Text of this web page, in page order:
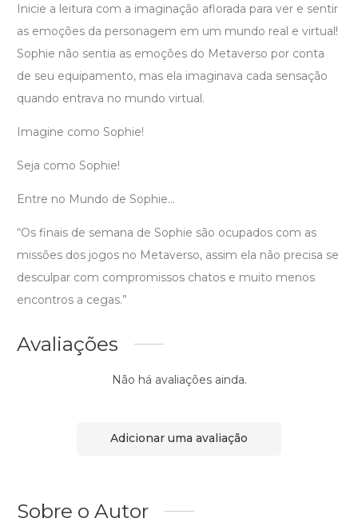
Inicie a leitura com a imaginação aflorada para ver e sentir
as emoções da personagem em um mundo real e virtual!
Sophie não sentia as emoções do Metaverso por conta
de seu equipamento, mas ela imaginava cada sensação
quando entrava no mundo virtual.
Imagine como Sophie!
Seja como Sophie!
Entre no Mundo de Sophie...
“Os finais de semana de Sophie são ocupados com as
missões dos jogos no Metaverso, assim ela não precisa se
desculpar com compromissos chatos e muito menos
encontros a cegas.”
Avaliações
Não há avaliações ainda.
Adicionar uma avaliação
Sobre o Autor